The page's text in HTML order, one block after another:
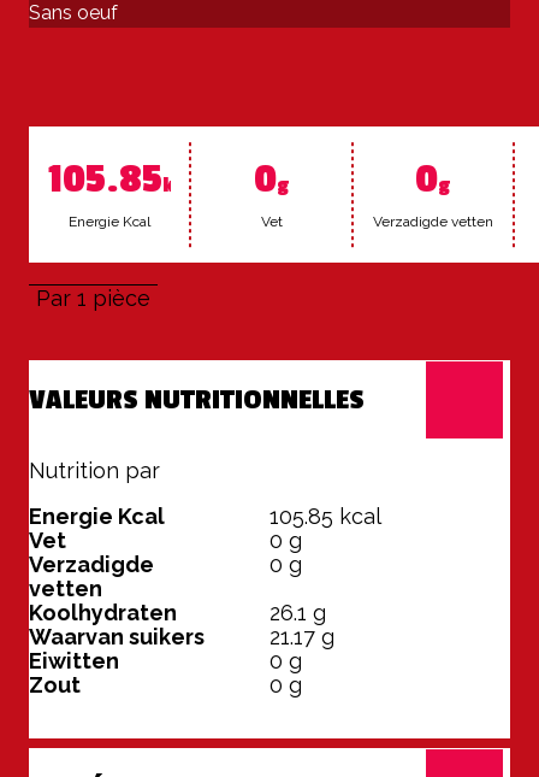
Sans oeuf
105.85kcal
Ener­gie Kcal
0g
Vet
0g
Ver­za­digde vet­ten
Par 1 pièce
VALEURS NUTRITIONNELLES
Nutrition par
Energie Kcal 105.85 kcal
Vet
0 g
Verzadigde
vetten
0 g
Koolhydraten
26.1 g
Waarvan suikers
21.17 g
Eiwitten
0 g
Zout
0 g